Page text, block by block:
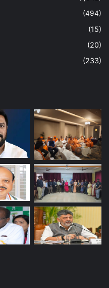
(494)
(15)
(20)
(233)